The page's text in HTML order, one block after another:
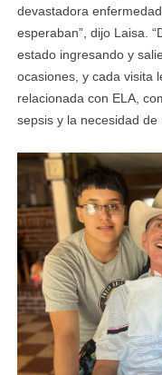
devastadora
esperaban”, dijo Laisa.
estado ingresando y
ocasiones, y cada visita
relacionada con ELA,
sepsis y la necesidad de